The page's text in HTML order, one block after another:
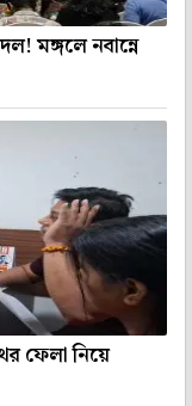
মঙ্গলে নবান্নে
ফেলা নিয়ে